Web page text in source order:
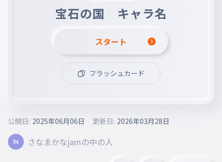
宝石の国 キャラ名
スタート
フラッシュカード
さなまかなjamの中の人
公開日: 2025年06月06日 更新日: 2026年03月28日